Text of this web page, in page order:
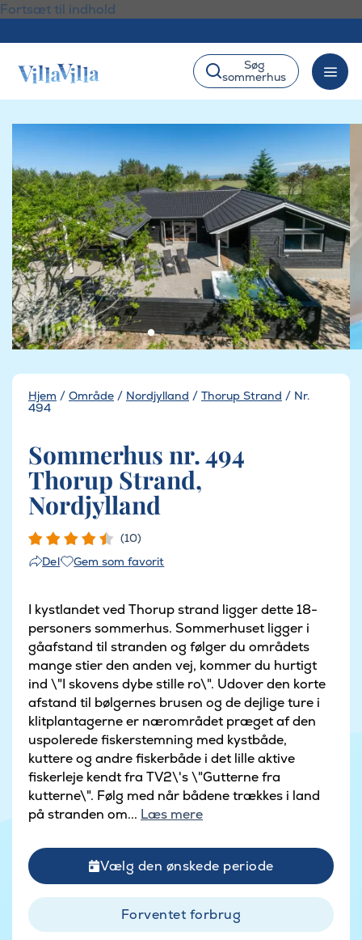
Fortsæt til indhold
Søg
sommerhus
Hjem / Område / Nordjylland / Thorup Strand / Nr.
494
Sommerhus nr. 494
Thorup Strand,
Nordjylland
(10)
Del
Gem som favorit
I kystlandet ved Thorup strand ligger dette 18-
personers sommerhus. Sommerhuset ligger i
gåafstand til stranden og følger du områdets
mange stier den anden vej, kommer du hurtigt
ind \"I skovens dybe stille ro\". Udover den korte
afstand til bølgernes brusen og de dejlige ture i
klitplantagerne er nærområdet præget af den
uspolerede fiskerstemning med kystbåde,
kuttere og andre fiskerbåde i det lille aktive
fiskerleje kendt fra TV2\'s \"Gutterne fra
kutterne\". Følg med når bådene trækkes i land
på stranden om... Læs mere
Vælg den ønskede periode
Forventet forbrug